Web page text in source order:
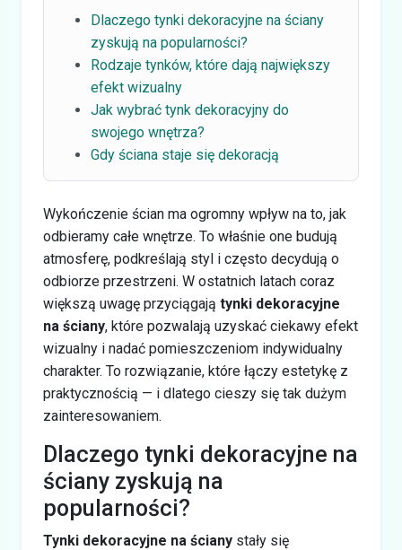
Dlaczego tynki dekoracyjne na ściany
zyskują na popularności?
Rodzaje tynków, które dają największy
efekt wizualny
Jak wybrać tynk dekoracyjny do
swojego wnętrza?
Gdy ściana staje się dekoracją
Wykończenie ścian ma ogromny wpływ na to, jak
odbieramy całe wnętrze. To właśnie one budują
atmosferę, podkreślają styl i często decydują o
odbiorze przestrzeni. W ostatnich latach coraz
większą uwagę przyciągają tynki dekoracyjne
na ściany, które pozwalają uzyskać ciekawy efekt
wizualny i nadać pomieszczeniom indywidualny
charakter. To rozwiązanie, które łączy estetykę z
praktycznością — i dlatego cieszy się tak dużym
zainteresowaniem.
Dlaczego tynki dekoracyjne na
ściany zyskują na
popularności?
Tynki dekoracyjne na ściany stały się